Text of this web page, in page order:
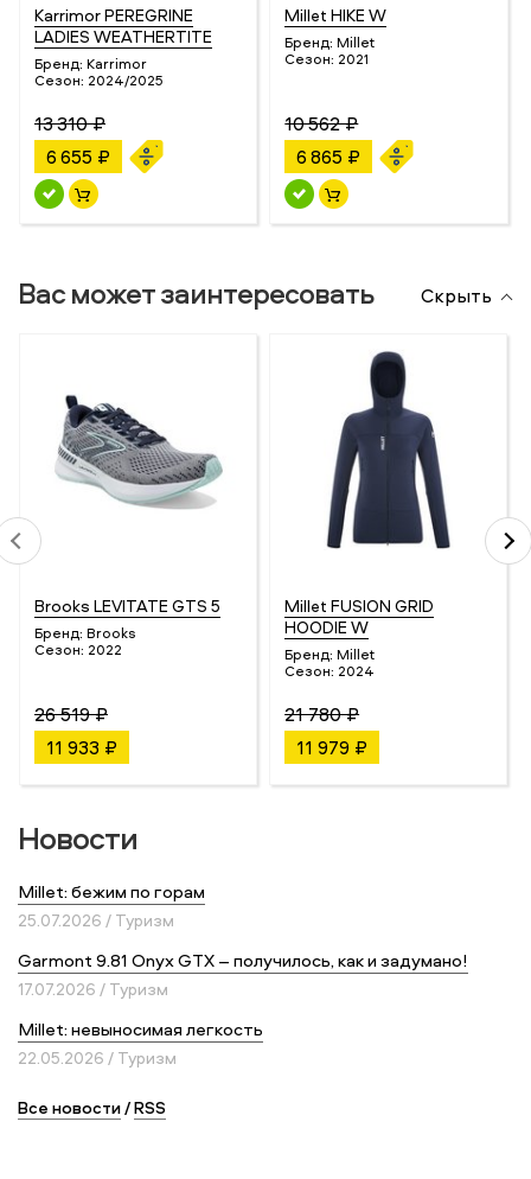
Karrimor PEREGRINE
LADIES WEATHERTITE
Бренд: Karrimor
Сезон: 2024/2025
13 310 ₽
6 655 ₽
Millet HIKE W
Бренд: Millet
Сезон: 2021
10 562 ₽
6 865 ₽
Вас может заинтересовать Скрыть
Brooks LEVITATE GTS 5
Бренд: Brooks
Сезон: 2022
26 519 ₽
11 933 ₽
Millet FUSION GRID
HOODIE W
Бренд: Millet
Сезон: 2024
21 780 ₽
11 979 ₽
Новости
Millet: бежим по горам
25.07.2026 / Туризм
Garmont 9.81 Onyx GTX – получилось, как и задумано!
17.07.2026 / Туризм
Millet: невыносимая легкость
22.05.2026 / Туризм
Все новости/RSS